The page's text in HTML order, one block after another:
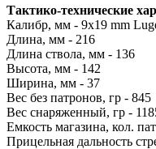
Тактико-технические
Калибр, мм - 9x19 mm
Длина, мм - 216
Длина ствола, мм - 136
Высота, мм - 142
Ширина, мм - 37
Вес без патронов, гр - 845
Вес снаряженный, гр -
Емкость магазина, кол.
Прицельная дальность